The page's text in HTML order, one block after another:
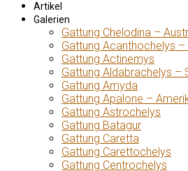
Artikel
Galerien
Gattung Chelodina –
Gattung Acanthochelys
Gattung Actinemys
Gattung Aldabrachelys –
Gattung Amyda
Gattung Apalone –
Gattung Astrochelys
Gattung Batagur
Gattung Caretta
Gattung Carettochelys
Gattung Centrochelys